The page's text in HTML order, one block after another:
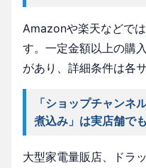
Amazonや楽天などで
す。一定金額以上の購
があり、詳細条件は各
「ショップチャン
煮込み」は実店舗で
大型家電量販店、ドラ